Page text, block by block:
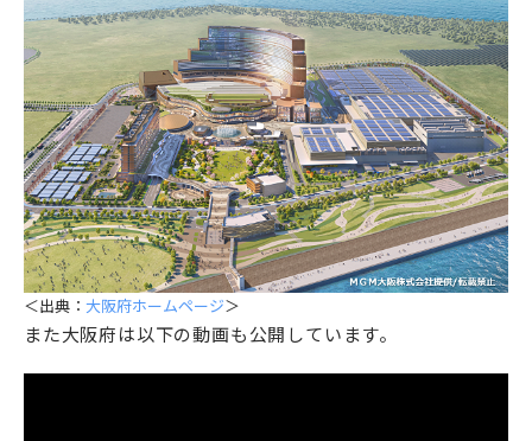
＜出典： 大阪府ホームページ＞
また大阪府は以下の動画も公開しています。